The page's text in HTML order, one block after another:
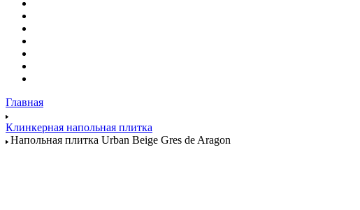
Главная
Клинкерная напольная плитка
Напольная плитка Urban Beige Gres de Aragon